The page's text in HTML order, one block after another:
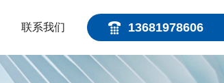
13681978606
联系我们